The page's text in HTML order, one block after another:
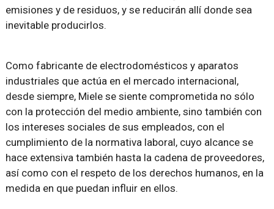
emisiones y de residuos, y se reducirán allí donde sea
inevitable producirlos.
Como fabricante de electrodomésticos y aparatos
industriales que actúa en el mercado internacional,
desde siempre, Miele se siente comprometida no sólo
con la protección del medio ambiente, sino también con
los intereses sociales de sus empleados, con el
cumplimiento de la normativa laboral, cuyo alcance se
hace extensiva también hasta la cadena de proveedores,
así como con el respeto de los derechos humanos, en la
medida en que puedan influir en ellos.